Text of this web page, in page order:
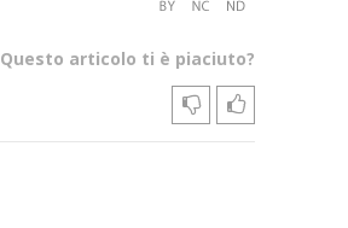
Questo articolo ti è piaciuto?